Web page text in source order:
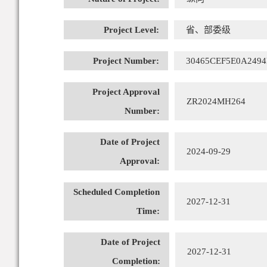
Project Level: 省、部委级
Project Number:
Project Approval
Number:
ZR2024MH264
Date of Project
Approval:
2024-09-29
Scheduled Completion
Time:
2027-12-31
Date of Project
Completion:
2027-12-31